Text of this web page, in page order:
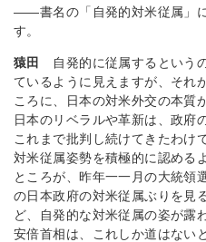
――書名の「自発的対米従属」
す。
猿田
自発的に従属するという
ているように見えますが、それ
ころに、日本の対米外交の本質
日本のリベラルや革新は、政府
これまで批判し続けてきたわけ
対米従属姿勢を積極的に認める
ところが、昨年一一月の大統領
の日本政府の対米従属ぶりを見
ど、自発的な対米従属の姿が露
安倍首相は、これしか道はない